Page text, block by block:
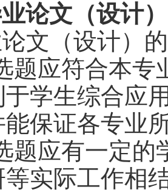
论文（设计
文（设计）
题应符合本专
学生综合应
保证各专业
题应有一定的
实际工作相